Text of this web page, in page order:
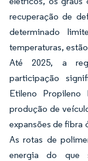
recuperação de
determinado
temperaturas,
Até 2025, a
participação
Etileno Propileno
produção de
expansões de fibra
As rotas de
energia do que